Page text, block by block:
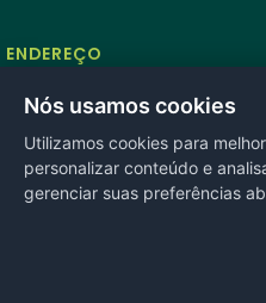
ENDEREÇO
Rua Antonio Tavares, n°
Mirassol D’Oeste, MT
REDES SOCIAIS
Nós usamos cookies
Utilizamos cookies para
personalizar conteúdo e
gerenciar suas preferências